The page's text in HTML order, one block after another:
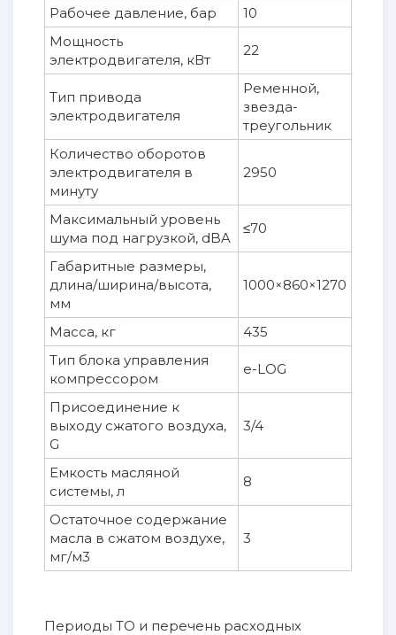
Рабочее давление, бар
10
Мощность
электродвигателя, кВт
22
Тип привода
электродвигателя
Ременной,
звезда-
треугольник
Количество оборотов
электродвигателя в
минуту
2950
Максимальный уровень
шума под нагрузкой, dBA
≤70
Габаритные размеры,
длина/ширина/высота,
мм
1000×860×1270
Масса, кг
435
Тип блока управления
компрессором
e-LOG
Присоединение к
выходу сжатого воздуха,
G
3/4
Емкость масляной
системы, л
8
Остаточное содержание
масла в сжатом воздухе,
мг/м3
3
Периоды ТО и перечень расходных